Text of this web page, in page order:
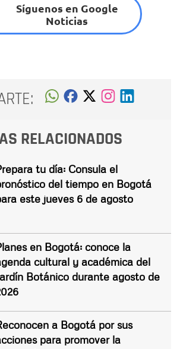
Síguenos en Google
Noticias
RELACIONADOS
tu día: Consula el
del tiempo en Bogotá
este jueves 6 de agosto
en Bogotá: conoce la
cultural y académica del
Botánico durante agosto de
a Bogotá por sus
para promover la